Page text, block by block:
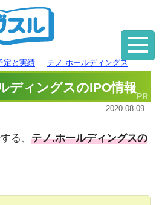
定と実績 テノ.ホールディングス
ディングスのIPO情報
2020-08-09
る、 テノ.ホールディングスの